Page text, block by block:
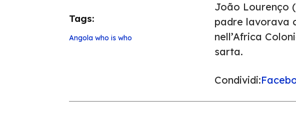
Tags:
Angola who is who
João Lourenço
padre lavorava
nell’Africa
sarta.
Condividi: